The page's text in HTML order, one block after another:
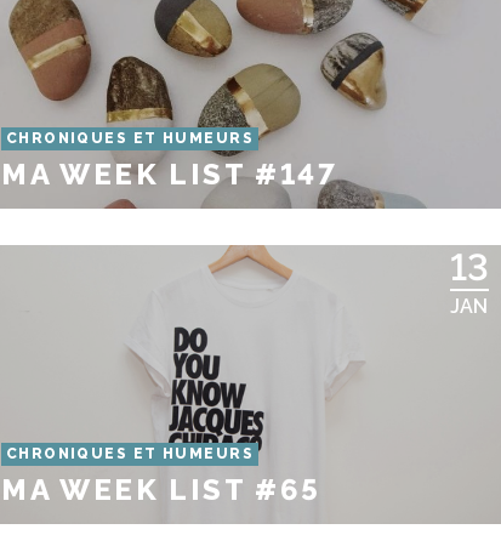
CHRONIQUES ET HUMEURS
MA WEEK LIST #147
13
JAN
CHRONIQUES ET HUMEURS
MA WEEK LIST #65